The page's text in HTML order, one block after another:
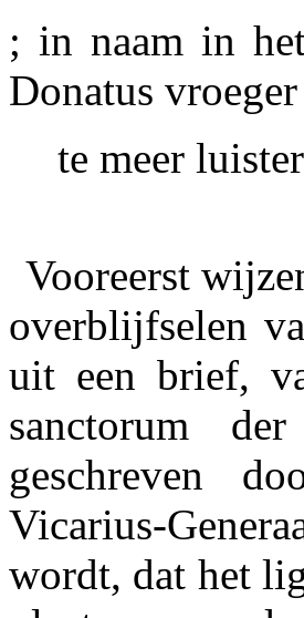
; in naam in
Donatus
te meer
Vooreerst
overblijfselen
uit een brief,
sanctorum
geschreven
Vicarius-
wordt, dat het